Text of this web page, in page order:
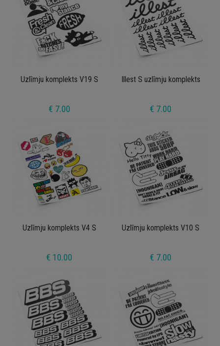
Uzlīmju komplekts V19 S
€ 7.00
Illest S uzlīmju komplekts
€ 7.00
Uzlīmju komplekts V4 S
€ 10.00
Uzlīmju komplekts V10 S
€ 7.00